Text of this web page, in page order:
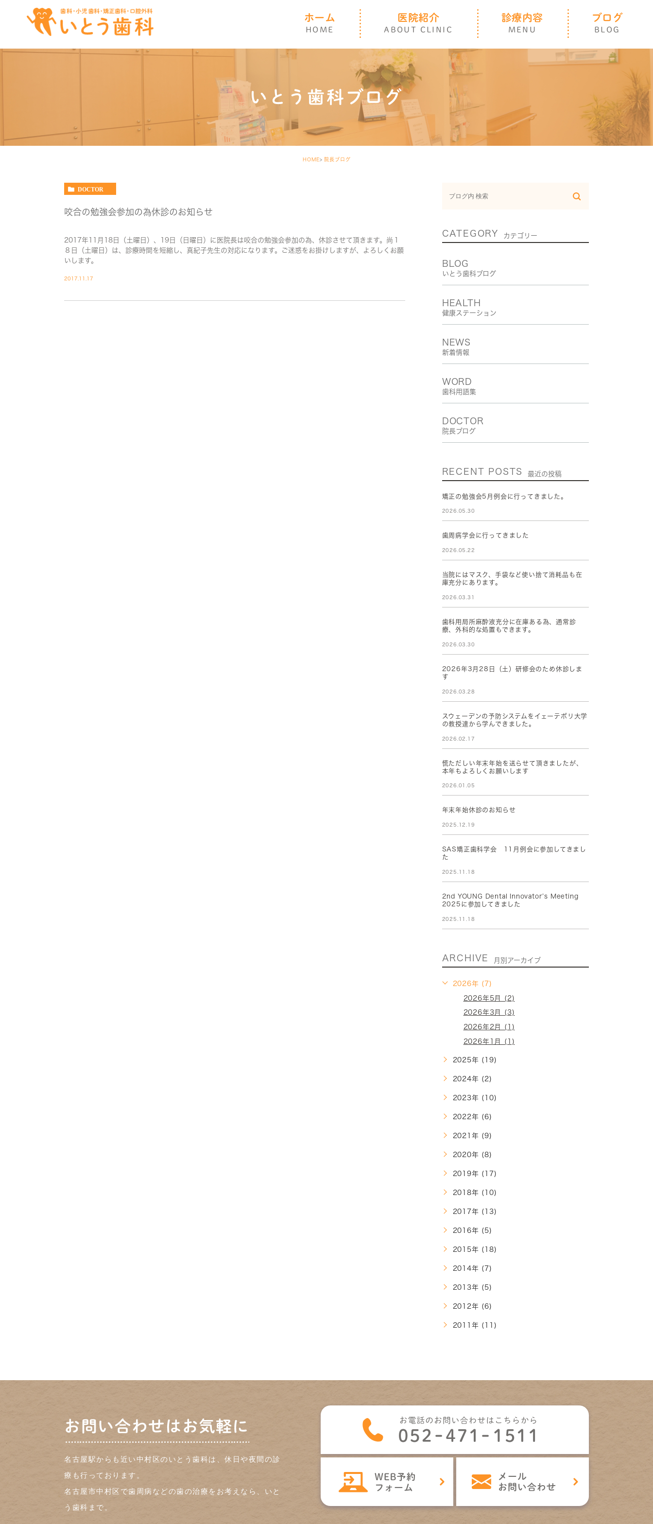
ホーム
HOME
医院紹介
ABOUT CLINIC
診療内容
MENU
ブログ
BLOG
いとう歯科ブログ
HOME 院長ブログ
DOCTOR
咬合の勉強会参加の為休診のお知らせ
2017年11月18日（土曜日）、19日（日曜日）に医院長は咬合の勉強会参加の為、休診させて頂きます。尚１
８日（土曜日）は、診療時間を短縮し、真紀子先生の対応になります。ご迷惑をお掛けしますが、よろしくお願
いします。
2017.11.17
CATEGORY カテゴリー
BLOG
いとう歯科ブログ
HEALTH
健康ステーション
NEWS
新着情報
WORD
歯科用語集
DOCTOR
院長ブログ
RECENT POSTS 最近の投稿
矯正の勉強会5月例会に行ってきました。
2026.05.30
歯周病学会に行ってきました
2026.05.22
当院にはマスク、手袋など使い捨て消耗品も在
庫充分にあります。
2026.03.31
歯科用局所麻酔液充分に在庫ある為、通常診
療、外科的な処置もできます。
2026.03.30
2026年3月28日（土）研修会のため休診しま
す
2026.03.28
スウェーデンの予防システムをイェーテボリ大学
の教授達から学んできました。
2026.02.17
慌ただしい年末年始を送らせて頂きましたが、
本年もよろしくお願いします
2026.01.05
年末年始休診のお知らせ
2025.12.19
SAS矯正歯科学会 11月例会に参加してきまし
た
2025.11.18
2nd YOUNG Dental Innovator’s Meeting
2025に参加してきました
2025.11.18
ARCHIVE 月別アーカイブ
2026年 (7)
2026年5月 (2)
2026年3月 (3)
2026年2月 (1)
2026年1月 (1)
2025年 (19)
2024年 (2)
2023年 (10)
2022年 (6)
2021年 (9)
2020年 (8)
2019年 (17)
2018年 (10)
2017年 (13)
2016年 (5)
2015年 (18)
2014年 (7)
2013年 (5)
2012年 (6)
2011年 (11)
お問い合わせはお気軽に
名古屋駅からも近い中村区のいとう歯科は、休日や夜間の診
療も行っております。
名古屋市中村区で歯周病などの歯の治療をお考えなら、いと
う歯科まで。